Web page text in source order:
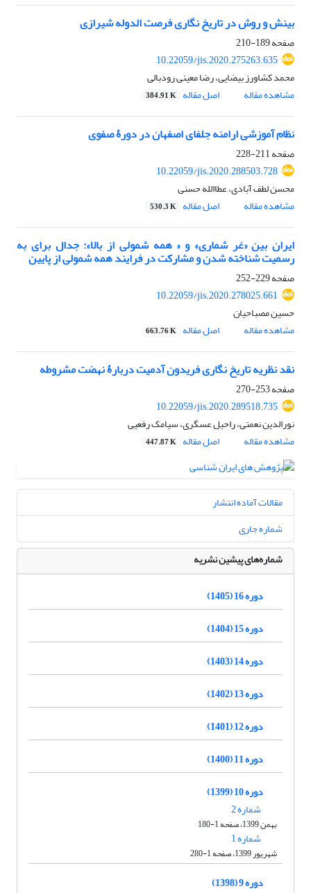
بینش و روش در تاریخ نگاری فرصت الدوله شیرازی
صفحه189-210
10.22059/jis.2020.275263.635
محمد کشاورز بیضایی، رضا معینی رودبالی
مشاهده مقاله
اصل مقاله 384.91 K
نظام آموزشی ارامنه جلفای اصفهان در دورۀ صفوی
صفحه211-228
10.22059/jis.2020.288503.728
محسن لطف آبادی، عطاالله حسنی
مشاهده مقاله
اصل مقاله 530.3 K
ایران بین «غر شماری» و « همه شمولی از بالا»: جدال برای به
رسمیت شناخته شدن و مشارکت در فرایند همه شمولی از پایین
صفحه229-252
10.22059/jis.2020.278025.661
حسین مصباحیان
مشاهده مقاله
اصل مقاله 663.76 K
نقد نظریه تاریخ نگاری فریدون آدمیت دربارۀ نهضت مشروطه
صفحه253-270
10.22059/jis.2020.289518.735
نورالدین نعمتی، راحیل عسگری، سیامک رفعیی
مشاهده مقاله
اصل مقاله 447.87 K
مقالات آماده انتشار
شماره جاری
شماره‌های پیشین نشریه
دوره 16 (1405)
دوره 15 (1404)
دوره 14 (1403)
دوره 13 (1402)
دوره 12 (1401)
دوره 11 (1400)
دوره 10 (1399)
شماره 2
بهمن 1399، صفحه 1-180
شماره 1
شهریور 1399، صفحه 1-280
دوره 9 (1398)